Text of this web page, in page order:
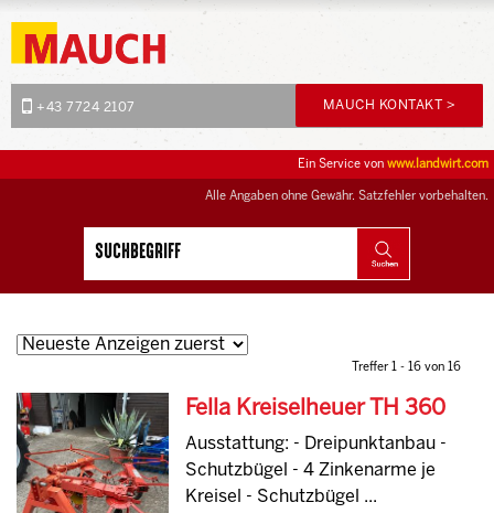
+43 7724 2107 MAUCH KONTAKT >
Alle Angaben ohne Gewähr. Satzfehler vorbehalten.
Ein Service von www.landwirt.com
Treffer 1 - 16 von 16
Fella Kreiselheuer TH 360
Ausstattung: - Dreipunktanbau -
Schutzbügel - 4 Zinkenarme je
Kreisel - Schutzbügel ...